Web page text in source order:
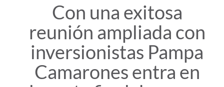
Con una exitosa
reunión ampliada con
inversionistas Pampa
Camarones entra en